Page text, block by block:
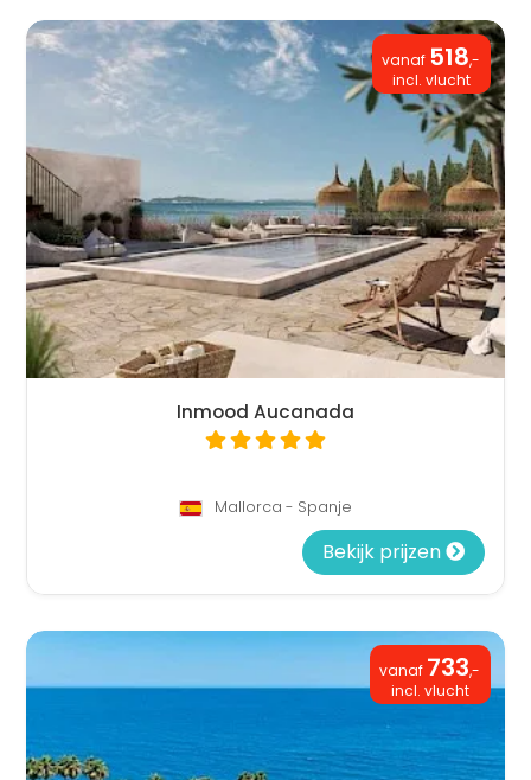
vanaf 518,-
incl. vlucht
Inmood Aucanada
Mallorca - Spanje
Bekijk prijzen
vanaf 733,-
incl. vlucht